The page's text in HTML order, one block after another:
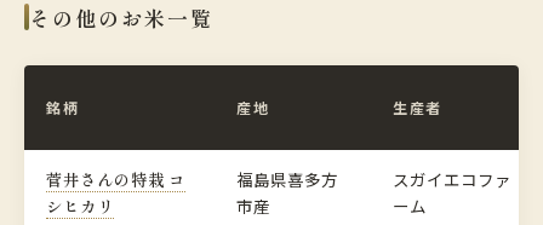
その他のお米一覧
銘柄 産地 生産者
菅井さんの特栽 コ
シヒカリ
福島県喜多方
市産
スガイエコファ
ーム